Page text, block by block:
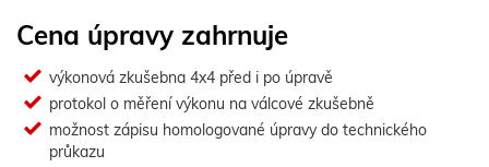
Cena úpravy zahrnuje
výkonová zkušebna 4x4 před i po úpravě
protokol o měření výkonu na válcové zkušebně
možnost zápisu homologované úpravy do technického
průkazu